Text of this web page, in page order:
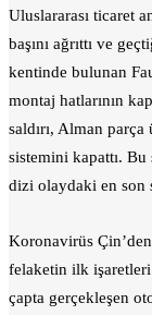
Uluslararası ticaret
başını ağrıttı ve
kentinde bulunan
montaj hatlarının
saldırı, Alman
sistemini kapattı. Bu
dizi olaydaki en son
Koronavirüs
felaketin ilk işaretleri
çapta gerçekleşen